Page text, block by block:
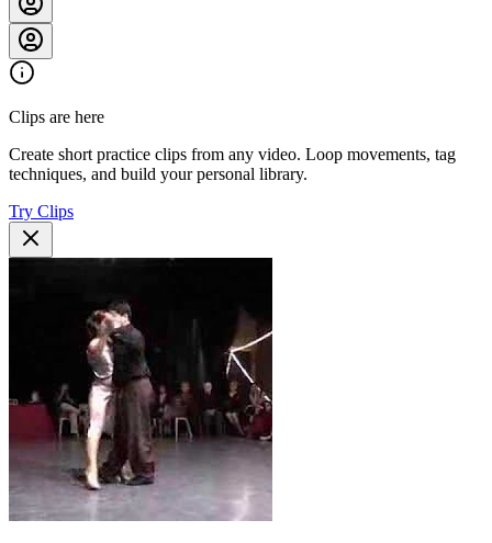
Clips are here
Create short practice clips from any video. Loop movements, tag
techniques, and build your personal library.
Try Clips